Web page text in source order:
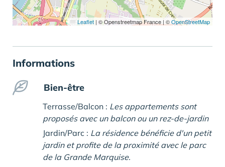
Leaflet | © Openstreetmap France | ©OpenStreetMap
Informations
Bien-être
Terrasse/Balcon : Les appartements sont
proposés avec un balcon ou un rez-de-jardin
Jardin/Parc : La résidence bénéficie d'un petit
jardin et profite de la proximité avec le parc
de la Grande Marquise.